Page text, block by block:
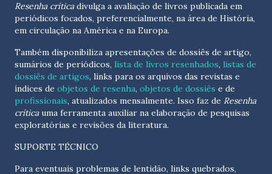
Resenha críticadivulga a avaliação de livros publicada em
periódicos focados, preferencialmente, na área de História,
em circulação na América e na Europa.
Também disponibiliza apresentações de dossiês de artigo,
sumários de periódicos, lista de livros resenhados, listas de
dossiês de artigos, links para os arquivos das revistas e
índices de objetos de resenha, objetos de dossiês e de
profissionais, atualizados mensalmente. Isso faz de Resenha
críticauma ferramenta auxiliar na elaboração de pesquisas
exploratórias e revisões da literatura.
SUPORTE TÉCNICO
Para eventuais problemas de lentidão, links quebrados,